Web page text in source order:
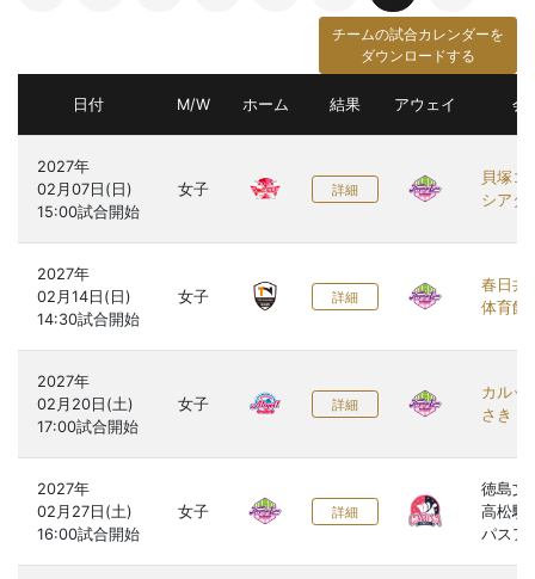
チームの試合カレンダーを
ダウンロードする
日付 M/W ホーム 結果 アウェイ 会
2027年
02月07日(日)
女子 詳細
貝塚コ
シアタ
2027年
02月14日(日)
女子 詳細
春日井
体育館
2027年
02月20日(土)
女子 詳細
カルッ
さき
2027年
02月27日(土)
女子 詳細
徳島文
高松駅
パスア